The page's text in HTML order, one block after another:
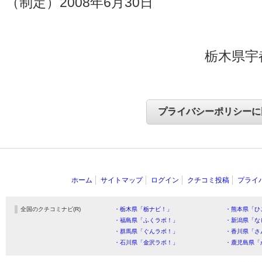
栃木県
ホーム サイトマップ ログイン クチコミ投稿 プライ
全国のクチコミナビ(R) ・栃木県「栃ナビ！」
・熊本県「
・福島県「ふくラボ！」
・新潟県「
・群馬県「ぐんラボ！」
・香川県「
・石川県「金沢ラボ！」
・鹿児島県